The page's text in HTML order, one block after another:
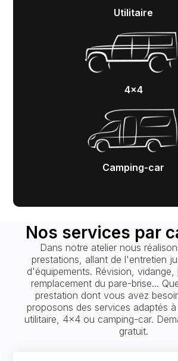
Utilitaire
4x4
Camping-car
Nos services par
Dans notre atelier nous
prestations, allant de l'entretien
d'équipements. Révision, vidange,
remplacement du pare-brise...
prestation dont vous avez
proposons des services adaptés
utilitaire, 4x4 ou camping-car.
gratuit.